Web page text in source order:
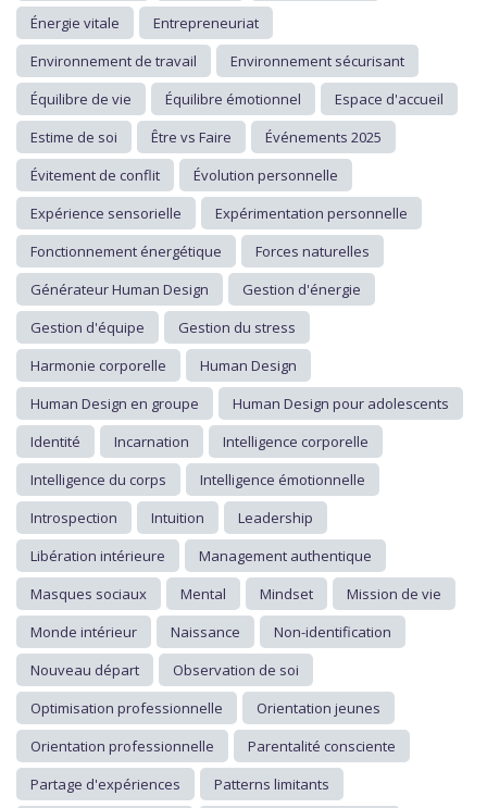
Énergie vitale
Entrepreneuriat
Environnement de travail
Environnement sécurisant
Équilibre de vie
Équilibre émotionnel
Espace d'accueil
Estime de soi
Être vs Faire
Événements 2025
Évitement de conflit
Évolution personnelle
Expérience sensorielle
Expérimentation personnelle
Fonctionnement énergétique
Forces naturelles
Générateur Human Design
Gestion d'énergie
Gestion d'équipe
Gestion du stress
Harmonie corporelle
Human Design
Human Design en groupe
Human Design pour adolescents
Identité
Incarnation
Intelligence corporelle
Intelligence du corps
Intelligence émotionnelle
Introspection
Intuition
Leadership
Libération intérieure
Management authentique
Masques sociaux
Mental Mindset
Mission de vie
Monde intérieur
Naissance
Non-identification
Nouveau départ
Observation de soi
Optimisation professionnelle
Orientation jeunes
Orientation professionnelle
Parentalité consciente
Partage d'expériences
Patterns limitants